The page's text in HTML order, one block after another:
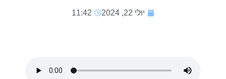
יולי 22, 2024 11:42